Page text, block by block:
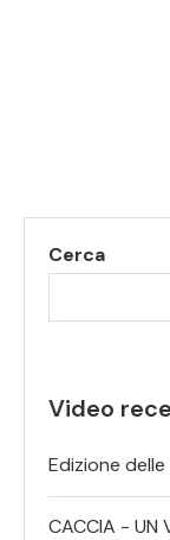
Cerca
Video
Edizione
CACCIA - UN